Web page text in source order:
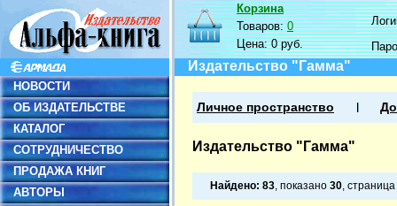
НОВОСТИ
ОБ ИЗДАТЕЛЬСТВЕ
КАТАЛОГ
СОТРУДНИЧЕСТВО
ПРОДАЖА КНИГ
АВТОРЫ
Корзина
Товаров:0
Цена:0 руб.
Издательство "Гамма"
Личное пространство
Издательство "Гамма"
Найдено: 83, показано 30, страница